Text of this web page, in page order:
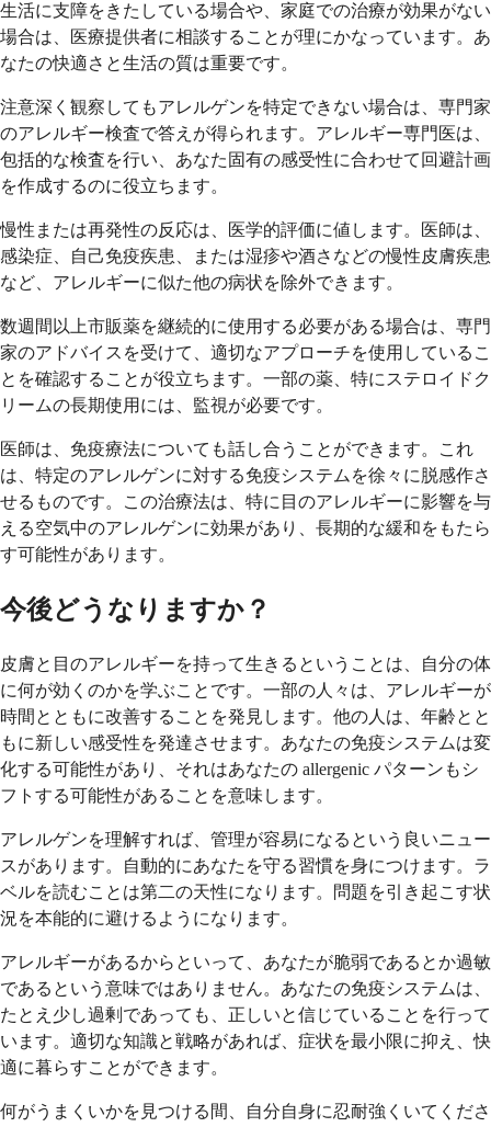
生活に支障をきたしている場合や、家庭での治療が効果がない
場合は、医療提供者に相談することが理にかなっています。あ
なたの快適さと生活の質は重要です。
注意深く観察してもアレルゲンを特定できない場合は、専門家
のアレルギー検査で答えが得られます。アレルギー専門医は、
包括的な検査を行い、あなた固有の感受性に合わせて回避計画
を作成するのに役立ちます。
慢性または再発性の反応は、医学的評価に値します。医師は、
感染症、自己免疫疾患、または湿疹や酒さなどの慢性皮膚疾患
など、アレルギーに似た他の病状を除外できます。
数週間以上市販薬を継続的に使用する必要がある場合は、専門
家のアドバイスを受けて、適切なアプローチを使用しているこ
とを確認することが役立ちます。一部の薬、特にステロイドク
リームの長期使用には、監視が必要です。
医師は、免疫療法についても話し合うことができます。これ
は、特定のアレルゲンに対する免疫システムを徐々に脱感作さ
せるものです。この治療法は、特に目のアレルギーに影響を与
える空気中のアレルゲンに効果があり、長期的な緩和をもたら
す可能性があります。
今後どうなりますか？
皮膚と目のアレルギーを持って生きるということは、自分の体
に何が効くのかを学ぶことです。一部の人々は、アレルギーが
時間とともに改善することを発見します。他の人は、年齢とと
もに新しい感受性を発達させます。あなたの免疫システムは変
化する可能性があり、それはあなたの allergenic パターンもシ
フトする可能性があることを意味します。
アレルゲンを理解すれば、管理が容易になるという良いニュー
スがあります。自動的にあなたを守る習慣を身につけます。ラ
ベルを読むことは第二の天性になります。問題を引き起こす状
況を本能的に避けるようになります。
アレルギーがあるからといって、あなたが脆弱であるとか過敏
であるという意味ではありません。あなたの免疫システムは、
たとえ少し過剰であっても、正しいと信じていることを行って
います。適切な知識と戦略があれば、症状を最小限に抑え、快
適に暮らすことができます。
何がうまくいかを見つける間、自分自身に忍耐強くいてくださ